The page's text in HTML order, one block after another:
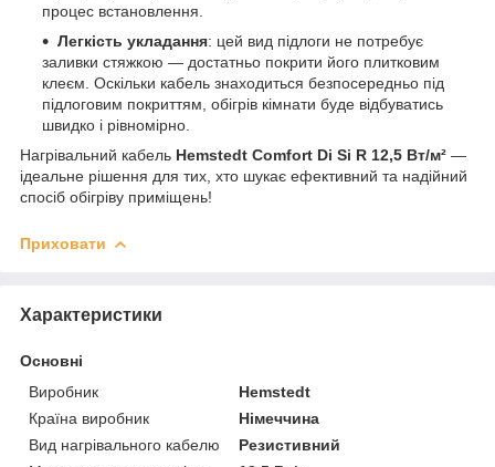
процес встановлення.
Легкість укладання: цей вид підлоги не потребує
заливки стяжкою — достатньо покрити його плитковим
клеєм. Оскільки кабель знаходиться безпосередньо під
підлоговим покриттям, обігрів кімнати буде відбуватись
швидко і рівномірно.
Нагрівальний кабель Hemstedt Comfort Di Si R 12,5 Вт/м² —
ідеальне рішення для тих, хто шукає ефективний та надійний
спосіб обігріву приміщень!
Приховати
Характеристики
Основні
Виробник
Hemstedt
Країна виробник
Німеччина
Вид нагрівального кабелю
Резистивний